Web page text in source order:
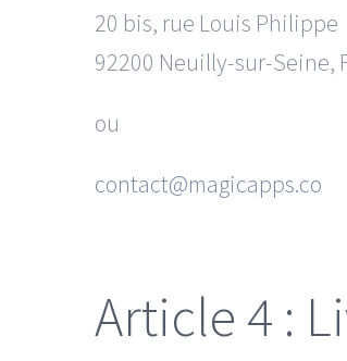
20 bis, rue Louis Philippe
92200 Neuilly-sur-Seine,
ou
contact@magicapps.co
Article 4 :